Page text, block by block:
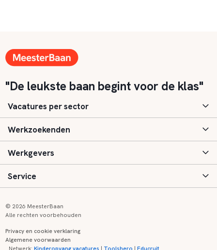
"De leukste baan begint voor de klas"
Vacatures per sector
Basisonderwijs
Speciaal (basis) onderwijs
Voortgezet onderwijs
Kinderopvang
Werkzoekenden
Aanmelden
Vacatures
Zij-instroom informatie
Werkgevers
Inloggen
Registreren
Service
Onderwijs links
© 2026 MeesterBaan
Alle rechten voorbehouden
Privacy en cookie verklaring
Algemene voorwaarden
Netwerk:Kinderopvang vacatures | Toolshero |Educruit